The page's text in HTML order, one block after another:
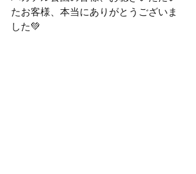
たお客様、本当にありがとうございま
した💚